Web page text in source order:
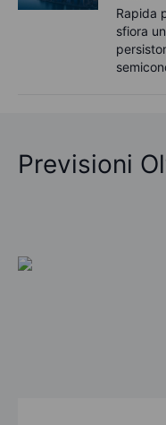
Rapida
sfiora
Previsioni